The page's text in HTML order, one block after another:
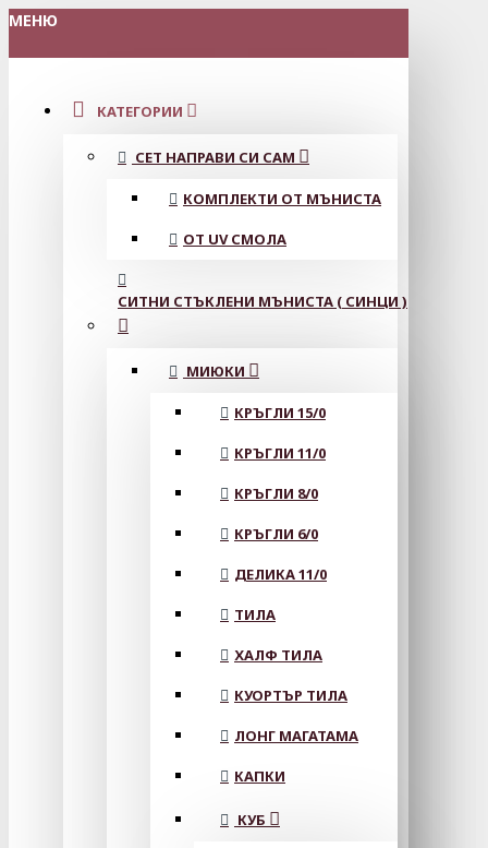
МЕНЮ
КАТЕГОРИИ
СЕТ НАПРАВИ СИ САМ
КОМПЛЕКТИ ОТ МЪНИСТА
ОТ UV СМОЛА
СИТНИ СТЪКЛЕНИ МЪНИСТА ( СИНЦИ )
МИЮКИ
КРЪГЛИ 15/0
КРЪГЛИ 11/0
КРЪГЛИ 8/0
КРЪГЛИ 6/0
ДЕЛИКА 11/0
ТИЛА
ХАЛФ ТИЛА
КУОРТЪР ТИЛА
ЛОНГ МАГАТАМА
КАПКИ
КУБ